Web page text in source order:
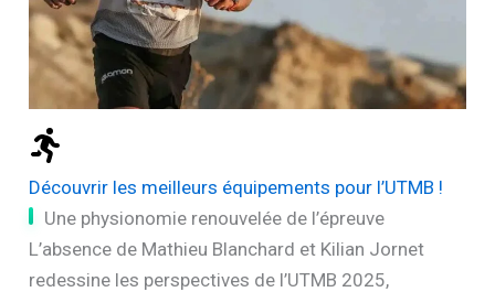
Découvrir les meilleurs équipements pour l’UTMB !
Une physionomie renouvelée de l’épreuve
L’absence de Mathieu Blanchard et Kilian Jornet
redessine les perspectives de l’UTMB 2025,